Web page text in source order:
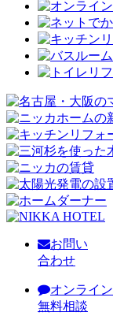
お問い
合わせ
オンライン
無料相談